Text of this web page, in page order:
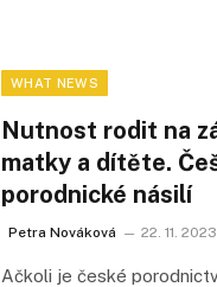
WHAT NEWS
Nutnost rodit na
matky a dítěte.
porodnické násilí
Petra Nováková 22. 11. 2023
Ačkoli je české